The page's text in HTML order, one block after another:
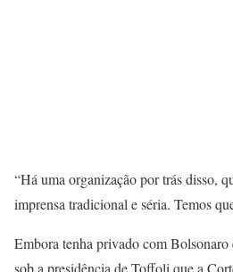
“Há uma organização por trás disso,
imprensa tradicional e séria. Temos
Embora tenha privado com Bolsonaro
sob a presidência de Toffoli que a